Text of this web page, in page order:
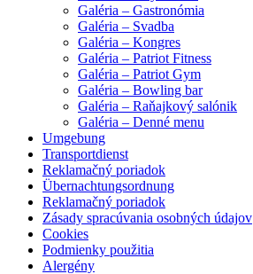
Galéria – Gastronómia
Galéria – Svadba
Galéria – Kongres
Galéria – Patriot Fitness
Galéria – Patriot Gym
Galéria – Bowling bar
Galéria – Raňajkový salónik
Galéria – Denné menu
Umgebung
Transportdienst
Reklamačný poriadok
Übernachtungsordnung
Reklamačný poriadok
Zásady spracúvania osobných údajov
Cookies
Podmienky použitia
Alergény